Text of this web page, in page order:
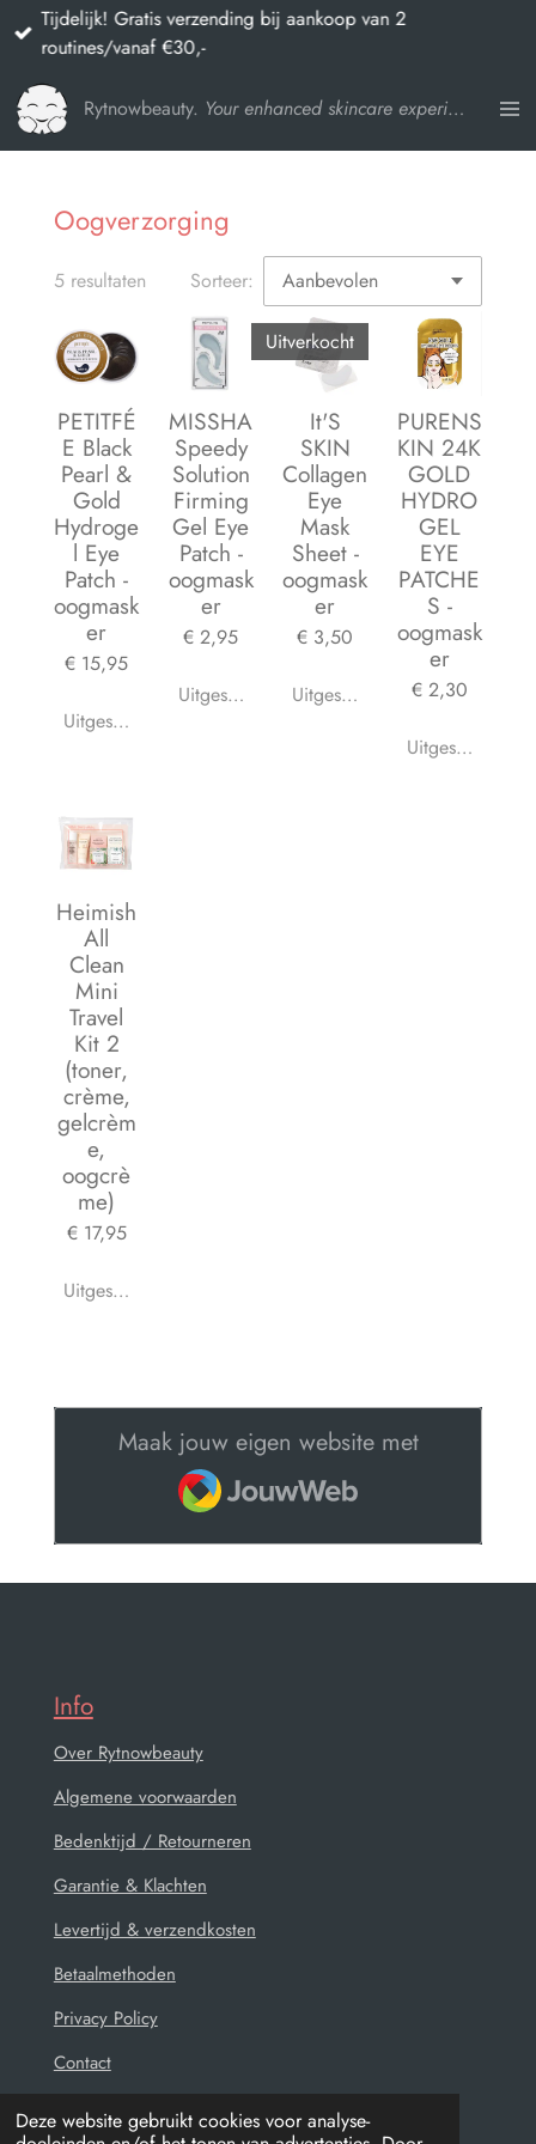
Deze website gebruikt cookies voor analyse-
Ga
direct
naar
de
hoofdinhoud
Rytnowbeauty. Your enhanced skincare experience
Tijdelijk! Gratis verzending bij aankoop van 2
routines/vanaf €30,-
Oogverzorging
5 resultaten Sorteer:
PETITFÉ
E Black
Pearl &
Gold
Hydroge
l Eye
Patch -
oogmask
er
€ 15,95
Uitgeschakeld
MISSHA
Speedy
Solution
Firming
Gel Eye
Patch -
oogmask
er
€ 2,95
Uitgeschakeld
Uitverkocht
It'S
SKIN
Collagen
Eye
Mask
Sheet -
oogmask
er
€ 3,50
Uitgeschakeld
PURENS
KIN 24K
GOLD
HYDRO
GEL
EYE
PATCHE
S -
oogmask
er
€ 2,30
Uitgeschakeld
Heimish
All
Clean
Mini
Travel
Kit 2
(toner,
crème,
gelcrèm
e,
oogcrè
me)
€ 17,95
Uitgeschakeld
Maak jouw eigen website met
JouwWeb
Info
Over Rytnowbeauty
Algemene voorwaarden
Bedenktijd / Retourneren
Garantie & Klachten
Levertijd & verzendkosten
Betaalmethoden
Privacy Policy
Contact